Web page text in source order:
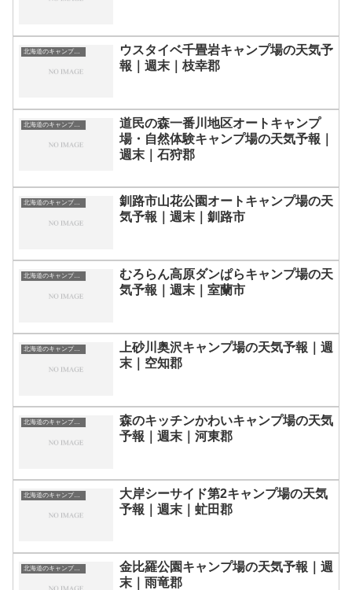
北海道のキャンプ場一覧
ウスタイベ千畳岩キャンプ場の天気予
報｜週末｜枝幸郡
北海道のキャンプ場一覧
道民の森一番川地区オートキャンプ
場・自然体験キャンプ場の天気予報｜
週末｜石狩郡
北海道のキャンプ場一覧
釧路市山花公園オートキャンプ場の天
気予報｜週末｜釧路市
北海道のキャンプ場一覧
むろらん高原ダンぱらキャンプ場の天
気予報｜週末｜室蘭市
北海道のキャンプ場一覧
上砂川奥沢キャンプ場の天気予報｜週
末｜空知郡
北海道のキャンプ場一覧
森のキッチンかわいキャンプ場の天気
予報｜週末｜河東郡
北海道のキャンプ場一覧
大岸シーサイド第2キャンプ場の天気
予報｜週末｜虻田郡
北海道のキャンプ場一覧
金比羅公園キャンプ場の天気予報｜週
末｜雨竜郡